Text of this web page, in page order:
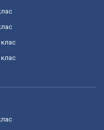
клас
клас